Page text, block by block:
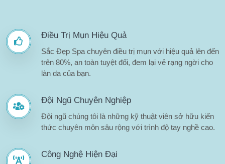
Điều Trị Mụn Hiệu Quả
Sắc Đẹp Spa chuyên điều trị mụn với hiệu quả lên đến
trên 80%, an toàn tuyệt đối, đem lại vẻ rạng ngời cho
làn da của bạn.
Đội Ngũ Chuyên Nghiệp
Đội ngũ chúng tôi là những kỹ thuật viên sở hữu kiến
thức chuyên môn sâu rộng với trình độ tay nghề cao.
Công Nghệ Hiện Đại